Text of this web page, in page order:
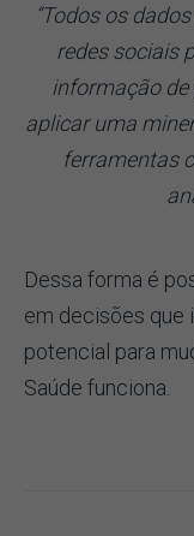
“Todos os
redes sociais
informação de
aplicar uma
ferramentas
Dessa forma é
em decisões que
potencial para
Saúde funciona.